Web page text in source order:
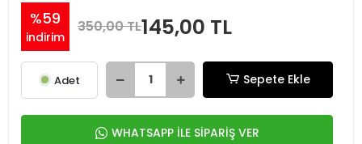
%59
indirim
350,00 TL145,00 TL
Adet Sepete Ekle
WHATSAPP İLE SİPARİŞ VER